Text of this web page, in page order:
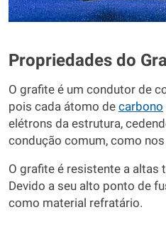
Propriedades do
O grafite é um condutor de
pois cada átomo de carbono
elétrons da estrutura,
condução comum, como
O grafite é resistente a altas
Devido a seu alto ponto de
como material refratário.